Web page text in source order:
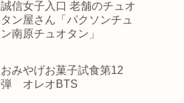
誠信女子入口 老舗のチュオ
タン屋さん「パクソンチュ
ン南原チュオタン」
おみやげお菓子試食第12
弾 オレオBTS